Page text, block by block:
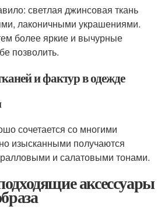
светлая джинсовая ткань
лаконичными украшениями.
более яркие и вычурные
позволить.
и фактур в одежде
сочетается со многими
изысканными получаются
и салатовыми тонами.
аксессуары